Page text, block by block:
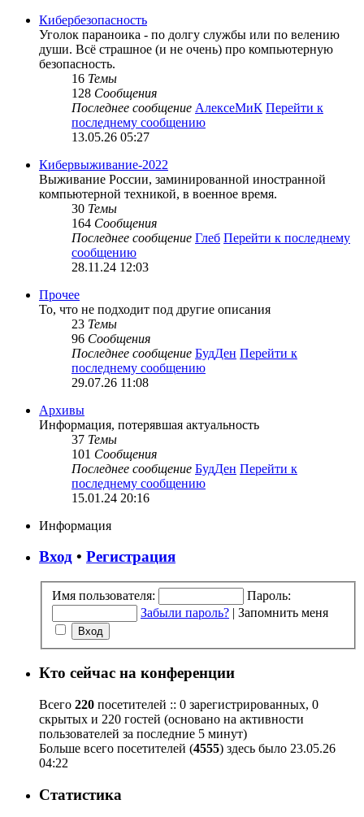
Кибербезопасность
Уголок параноика - по долгу службы или по велению
души. Всё страшное (и не очень) про компьютерную
безопасность.
16 Темы
128 Сообщения
Последнее сообщение АлексеМиК Перейти к
последнему сообщению
13.05.26 05:27
Кибервыживание-2022
Выживание России, заминированной иностранной
компьютерной техникой, в военное время.
30 Темы
164 Сообщения
Последнее сообщение Глеб Перейти к последнему
сообщению
28.11.24 12:03
Прочее
То, что не подходит под другие описания
23 Темы
96 Сообщения
Последнее сообщение БудДен Перейти к
последнему сообщению
29.07.26 11:08
Архивы
Информация, потерявшая актуальность
37 Темы
101 Сообщения
Последнее сообщение БудДен Перейти к
последнему сообщению
15.01.24 20:16
Информация
Вход • Регистрация
Имя пользователя:
Пароль:
Забыли пароль? | Запомнить меня
Кто сейчас на конференции
Всего 220 посетителей :: 0 зарегистрированных, 0
скрытых и 220 гостей (основано на активности
пользователей за последние 5 минут)
Больше всего посетителей (4555) здесь было 23.05.26
04:22
Статистика